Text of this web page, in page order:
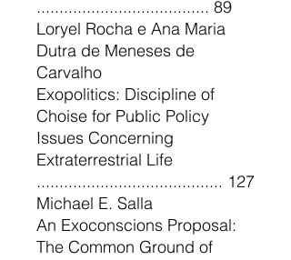
...................................... 89
Loryel Rocha e Ana Maria
Dutra de Meneses de
Carvalho
Exopolitics: Discipline of
Choise for Public Policy
Issues Concerning
Extraterrestrial Life
......................................... 127
Michael E. Salla
An Exoconscions Proposal:
The Common Ground of